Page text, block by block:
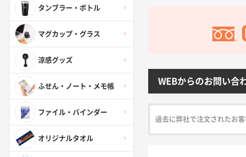
タンブラー・ボトル
マグカップ・グラス
涼感グッズ
ふせん・ノート・メモ帳
ファイル・バインダー
オリジナルタオル
WEBからのお問い合
過去に弊社で注文されたお